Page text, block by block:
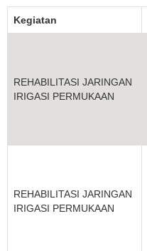
Kegiatan
REHABILITASI JARINGAN
IRIGASI PERMUKAAN
REHABILITASI JARINGAN
IRIGASI PERMUKAAN